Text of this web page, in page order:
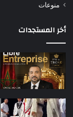
منوعات
أخر المستجدات